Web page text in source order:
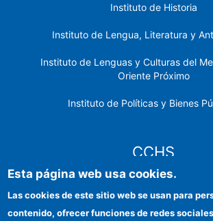
Instituto de Historia
Instituto de Lengua, Literatura y
Instituto de Lenguas y Culturas del
Oriente Próximo
Instituto de Políticas y Bienes
CCHS
Identidad institucional
Esta página web usa cookies.
Las cookies de este sitio web se usan para
contenido, ofrecer funciones de redes